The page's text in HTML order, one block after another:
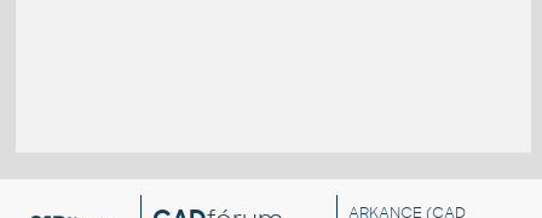
ARKANCE (CAD